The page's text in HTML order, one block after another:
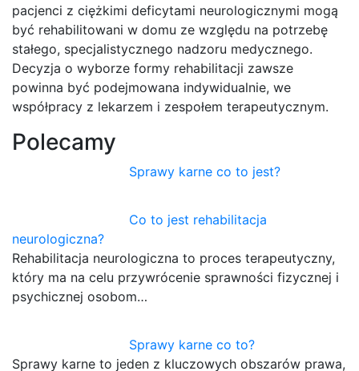
pacjenci z ciężkimi deficytami neurologicznymi mogą
być rehabilitowani w domu ze względu na potrzebę
stałego, specjalistycznego nadzoru medycznego.
Decyzja o wyborze formy rehabilitacji zawsze
powinna być podejmowana indywidualnie, we
współpracy z lekarzem i zespołem terapeutycznym.
Polecamy
Sprawy karne co to jest?
Co to jest rehabilitacja
neurologiczna?
Rehabilitacja neurologiczna to proces terapeutyczny,
który ma na celu przywrócenie sprawności fizycznej i
psychicznej osobom…
Sprawy karne co to?
Sprawy karne to jeden z kluczowych obszarów prawa,